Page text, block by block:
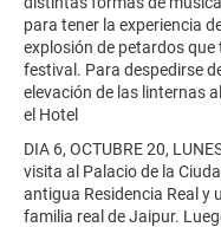
para tener la experiencia
explosión de petardos que
festival. Para despedirse
elevación de las linternas
el Hotel
DIA 6, OCTUBRE 20,
visita al Palacio de la
antigua Residencia Real y
familia real de Jaipur.